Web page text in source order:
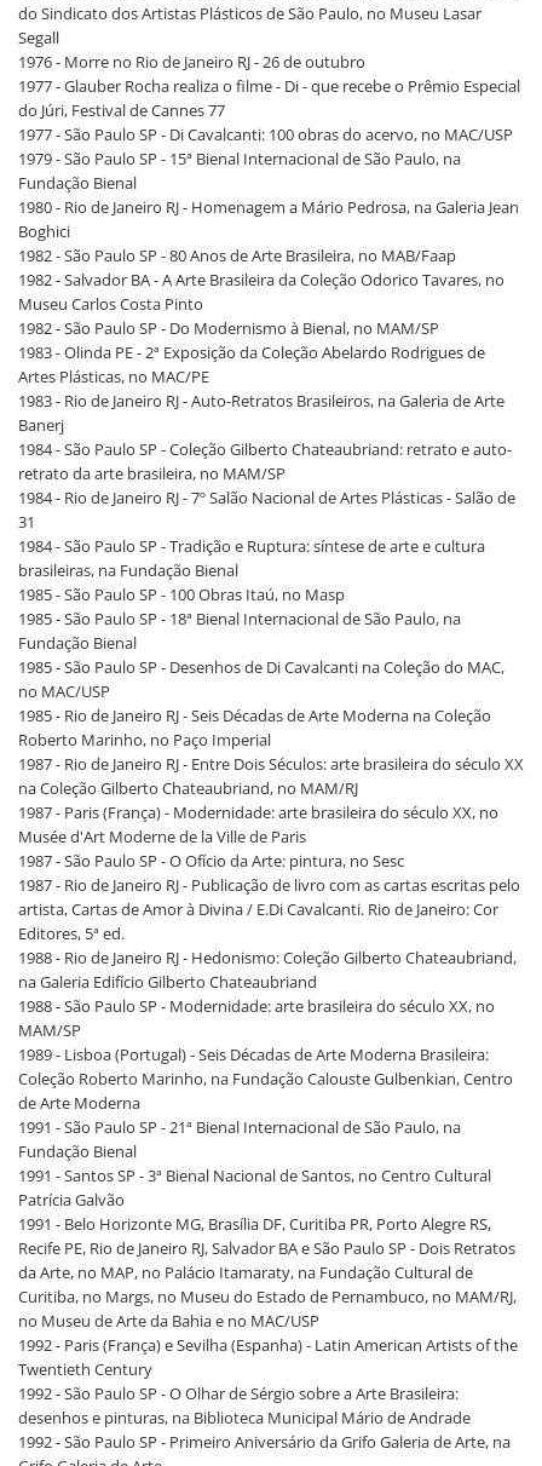
do Sindicato dos Artistas Plásticos de São Paulo, no Museu Lasar
Segall
1976 - Morre no Rio de Janeiro RJ - 26 de outubro
1977 - Glauber Rocha realiza o filme - Di - que recebe o Prêmio Especial
do Júri, Festival de Cannes 77
1977 - São Paulo SP - Di Cavalcanti: 100 obras do acervo, no MAC/USP
1979 - São Paulo SP - 15ª Bienal Internacional de São Paulo, na
Fundação Bienal
1980 - Rio de Janeiro RJ - Homenagem a Mário Pedrosa, na Galeria Jean
Boghici
1982 - São Paulo SP - 80 Anos de Arte Brasileira, no MAB/Faap
1982 - Salvador BA - A Arte Brasileira da Coleção Odorico Tavares, no
Museu Carlos Costa Pinto
1982 - São Paulo SP - Do Modernismo à Bienal, no MAM/SP
1983 - Olinda PE - 2ª Exposição da Coleção Abelardo Rodrigues de
Artes Plásticas, no MAC/PE
1983 - Rio de Janeiro RJ - Auto-Retratos Brasileiros, na Galeria de Arte
Banerj
1984 - São Paulo SP - Coleção Gilberto Chateaubriand: retrato e auto-
retrato da arte brasileira, no MAM/SP
1984 - Rio de Janeiro RJ - 7º Salão Nacional de Artes Plásticas - Salão de
31
1984 - São Paulo SP - Tradição e Ruptura: síntese de arte e cultura
brasileiras, na Fundação Bienal
1985 - São Paulo SP - 100 Obras Itaú, no Masp
1985 - São Paulo SP - 18ª Bienal Internacional de São Paulo, na
Fundação Bienal
1985 - São Paulo SP - Desenhos de Di Cavalcanti na Coleção do MAC,
no MAC/USP
1985 - Rio de Janeiro RJ - Seis Décadas de Arte Moderna na Coleção
Roberto Marinho, no Paço Imperial
1987 - Rio de Janeiro RJ - Entre Dois Séculos: arte brasileira do século XX
na Coleção Gilberto Chateaubriand, no MAM/RJ
1987 - Paris (França) - Modernidade: arte brasileira do século XX, no
Musée d'Art Moderne de la Ville de Paris
1987 - São Paulo SP - O Ofício da Arte: pintura, no Sesc
1987 - Rio de Janeiro RJ - Publicação de livro com as cartas escritas pelo
artista, Cartas de Amor à Divina / E.Di Cavalcanti. Rio de Janeiro: Cor
Editores, 5ª ed.
1988 - Rio de Janeiro RJ - Hedonismo: Coleção Gilberto Chateaubriand,
na Galeria Edifício Gilberto Chateaubriand
1988 - São Paulo SP - Modernidade: arte brasileira do século XX, no
MAM/SP
1989 - Lisboa (Portugal) - Seis Décadas de Arte Moderna Brasileira:
Coleção Roberto Marinho, na Fundação Calouste Gulbenkian, Centro
de Arte Moderna
1991 - São Paulo SP - 21ª Bienal Internacional de São Paulo, na
Fundação Bienal
1991 - Santos SP - 3ª Bienal Nacional de Santos, no Centro Cultural
Patrícia Galvão
1991 - Belo Horizonte MG, Brasília DF, Curitiba PR, Porto Alegre RS,
Recife PE, Rio de Janeiro RJ, Salvador BA e São Paulo SP - Dois Retratos
da Arte, no MAP, no Palácio Itamaraty, na Fundação Cultural de
Curitiba, no Margs, no Museu do Estado de Pernambuco, no MAM/RJ,
no Museu de Arte da Bahia e no MAC/USP
1992 - Paris (França) e Sevilha (Espanha) - Latin American Artists of the
Twentieth Century
1992 - São Paulo SP - O Olhar de Sérgio sobre a Arte Brasileira:
desenhos e pinturas, na Biblioteca Municipal Mário de Andrade
1992 - São Paulo SP - Primeiro Aniversário da Grifo Galeria de Arte, na